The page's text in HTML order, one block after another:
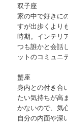
双子座
家の中で好きに
すが出歩くより
時期。インテリ
つも誰かと会話
ットのコミュニ
蟹座
身内との付き合
たい気持ちが高
かないので、気
自分の内面や深